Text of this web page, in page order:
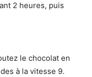
2 heures, puis
le chocolat en
à la vitesse 9.